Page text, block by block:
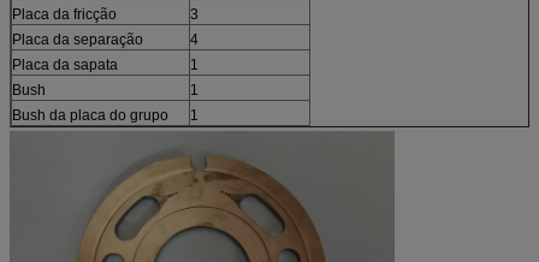
Placa da fricção
3
Placa da separação
4
Placa da sapata
1
Bush
1
Bush da placa do grupo
1